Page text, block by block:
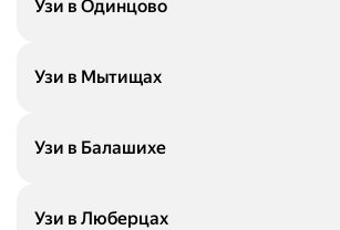
Узи в Одинцово
Узи в Мытищах
Узи в Балашихе
Узи в Люберцах